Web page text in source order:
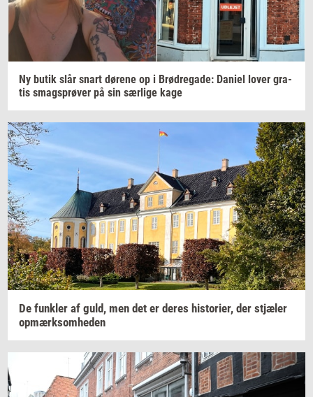
Ny butik slår snart dø­re­ne op i Brød­re­ga­de: Da­ni­el lover gra­
tis smags­prø­ver på sin sær­li­ge kage
De funk­ler af guld, men det er deres hi­sto­ri­er, der stjæ­ler
op­mærk­som­he­den